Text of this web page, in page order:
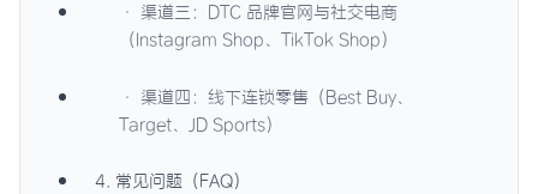
· 渠道三：DTC 品牌官网与社交电商
（Instagram Shop、TikTok Shop）
· 渠道四：线下连锁零售（Best Buy、
Target、JD Sports）
4. 常见问题（FAQ）